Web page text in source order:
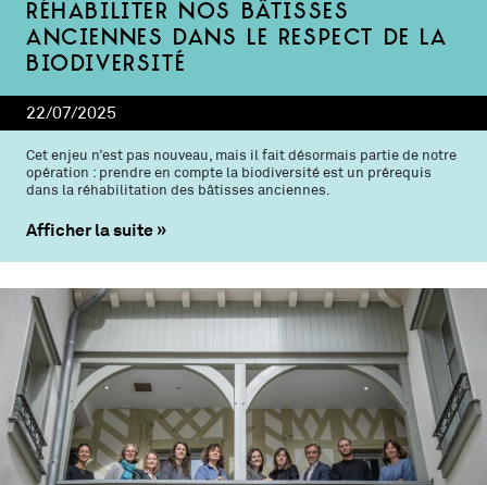
Réhabiliter nos bâtisses
anciennes dans le respect de la
biodiversité
22/07/2025
Cet enjeu n’est pas nouveau, mais il fait désormais partie de notre
opération : prendre en compte la biodiversité est un prérequis
dans la réhabilitation des bâtisses anciennes.
Afficher la suite